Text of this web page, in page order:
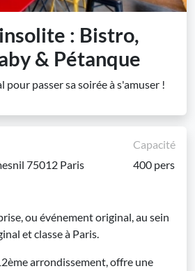
: Bistro,
& Pétanque
pour passer sa soirée à s'amuser !
75012 Paris
Capacité
400 pers
ou événement original, au sein
et classe à Paris.
arrondissement, offre une